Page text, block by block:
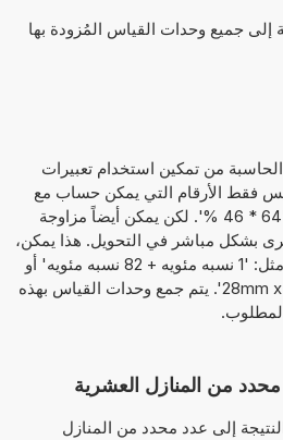
جميع وحدات القياس المُزودة بها
من تمكين استخدام تعبيرات
فقط الأرقام التي يمكن حساب مع
بعضها، على سبيل المثال, '64 * 46 %'. لكن يمكن أيضاً مزاوجة
بشكل مباشر في التحويل. هذا يمكن،
على سبيل المثال، أن يبدو مثل: '1 نسبه مئويه + 82 نسبه مئويه' أو
'28mm x 10cm x 91dm = ? cm^3'. يتم جمع وحدات القياس بهذه
من المنازل العشرية
إلى عدد محدد من المنازل